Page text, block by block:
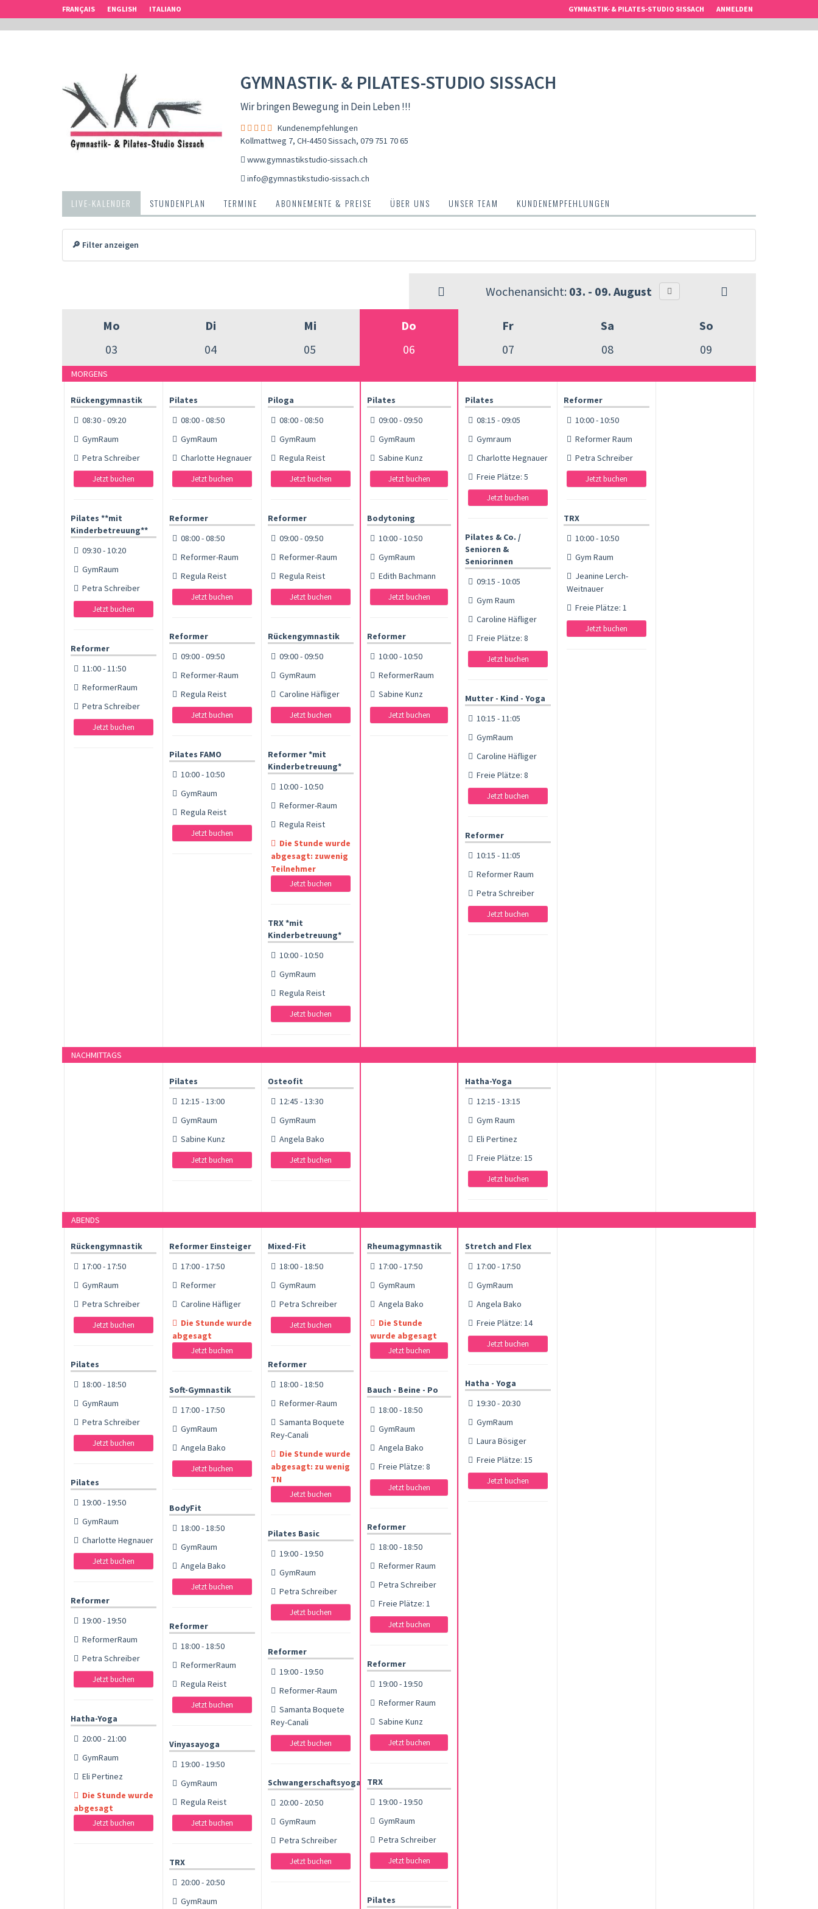
FRANÇAIS ENGLISH ITALIANO GYMNASTIK- & PILATES-STUDIO SISSACH ANMELDEN
GYMNASTIK- & PILATES-STUDIO SISSACH
Wir bringen Bewegung in Dein Leben !!!
Kundenempfehlungen
Kollmattweg 7, CH-4450 Sissach, 079 751 70 65
www.gymnastikstudio-sissach.ch
info@gymnastikstudio-sissach.ch
LIVE-KALENDER STUNDENPLAN TERMINE ABONNEMENTE & PREISE ÜBER UNS UNSER TEAM KUNDENEMPFEHLUNGEN
🔎 Filter anzeigen
Wochenansicht: 03. - 09. August
Mo
03
Di
04
Mi
05
Do
06
Fr
07
Sa
08
So
09
MORGENS
Rückengymnastik
08:30 - 09:20
GymRaum
Petra Schreiber
Jetzt buchen
Pilates **mit
Kinderbetreuung**
09:30 - 10:20
GymRaum
Petra Schreiber
Jetzt buchen
Reformer
11:00 - 11:50
ReformerRaum
Petra Schreiber
Jetzt buchen
Pilates
08:00 - 08:50
GymRaum
Charlotte Hegnauer
Jetzt buchen
Reformer
08:00 - 08:50
Reformer-Raum
Regula Reist
Jetzt buchen
Reformer
09:00 - 09:50
Reformer-Raum
Regula Reist
Jetzt buchen
Pilates FAMO
10:00 - 10:50
GymRaum
Regula Reist
Jetzt buchen
Piloga
08:00 - 08:50
GymRaum
Regula Reist
Jetzt buchen
Reformer
09:00 - 09:50
Reformer-Raum
Regula Reist
Jetzt buchen
Rückengymnastik
09:00 - 09:50
GymRaum
Caroline Häfliger
Jetzt buchen
Reformer *mit
Kinderbetreuung*
10:00 - 10:50
Reformer-Raum
Regula Reist
Die Stunde wurde
abgesagt: zuwenig
Teilnehmer
Jetzt buchen
TRX *mit
Kinderbetreuung*
10:00 - 10:50
GymRaum
Regula Reist
Jetzt buchen
Pilates
09:00 - 09:50
GymRaum
Sabine Kunz
Jetzt buchen
Bodytoning
10:00 - 10:50
GymRaum
Edith Bachmann
Jetzt buchen
Reformer
10:00 - 10:50
ReformerRaum
Sabine Kunz
Jetzt buchen
Pilates
08:15 - 09:05
Gymraum
Charlotte Hegnauer
Freie Plätze: 5
Jetzt buchen
Pilates & Co. /
Senioren &
Seniorinnen
09:15 - 10:05
Gym Raum
Caroline Häfliger
Freie Plätze: 8
Jetzt buchen
Mutter - Kind - Yoga
10:15 - 11:05
GymRaum
Caroline Häfliger
Freie Plätze: 8
Jetzt buchen
Reformer
10:15 - 11:05
Reformer Raum
Petra Schreiber
Jetzt buchen
Reformer
10:00 - 10:50
Reformer Raum
Petra Schreiber
Jetzt buchen
TRX
10:00 - 10:50
Gym Raum
Jeanine Lerch-
Weitnauer
Freie Plätze: 1
Jetzt buchen
NACHMITTAGS
Pilates
12:15 - 13:00
GymRaum
Sabine Kunz
Jetzt buchen
Osteofit
12:45 - 13:30
GymRaum
Angela Bako
Jetzt buchen
Hatha-Yoga
12:15 - 13:15
Gym Raum
Eli Pertinez
Freie Plätze: 15
Jetzt buchen
ABENDS
Rückengymnastik
17:00 - 17:50
GymRaum
Petra Schreiber
Jetzt buchen
Pilates
18:00 - 18:50
GymRaum
Petra Schreiber
Jetzt buchen
Pilates
19:00 - 19:50
GymRaum
Charlotte Hegnauer
Jetzt buchen
Reformer
19:00 - 19:50
ReformerRaum
Petra Schreiber
Jetzt buchen
Hatha-Yoga
20:00 - 21:00
GymRaum
Eli Pertinez
Die Stunde wurde
abgesagt
Jetzt buchen
Reformer Einsteiger
17:00 - 17:50
Reformer
Caroline Häfliger
Die Stunde wurde
abgesagt
Jetzt buchen
Soft-Gymnastik
17:00 - 17:50
GymRaum
Angela Bako
Jetzt buchen
BodyFit
18:00 - 18:50
GymRaum
Angela Bako
Jetzt buchen
Reformer
18:00 - 18:50
ReformerRaum
Regula Reist
Jetzt buchen
Vinyasayoga
19:00 - 19:50
GymRaum
Regula Reist
Jetzt buchen
TRX
20:00 - 20:50
GymRaum
Mixed-Fit
18:00 - 18:50
GymRaum
Petra Schreiber
Jetzt buchen
Reformer
18:00 - 18:50
Reformer-Raum
Samanta Boquete
Rey-Canali
Die Stunde wurde
abgesagt: zu wenig
TN
Jetzt buchen
Pilates Basic
19:00 - 19:50
GymRaum
Petra Schreiber
Jetzt buchen
Reformer
19:00 - 19:50
Reformer-Raum
Samanta Boquete
Rey-Canali
Jetzt buchen
Schwangerschaftsyoga
20:00 - 20:50
GymRaum
Petra Schreiber
Jetzt buchen
Rheumagymnastik
17:00 - 17:50
GymRaum
Angela Bako
Die Stunde
wurde abgesagt
Jetzt buchen
Bauch - Beine - Po
18:00 - 18:50
GymRaum
Angela Bako
Freie Plätze: 8
Jetzt buchen
Reformer
18:00 - 18:50
Reformer Raum
Petra Schreiber
Freie Plätze: 1
Jetzt buchen
Reformer
19:00 - 19:50
Reformer Raum
Sabine Kunz
Jetzt buchen
TRX
19:00 - 19:50
GymRaum
Petra Schreiber
Jetzt buchen
Pilates
Stretch and Flex
17:00 - 17:50
GymRaum
Angela Bako
Freie Plätze: 14
Jetzt buchen
Hatha - Yoga
19:30 - 20:30
GymRaum
Laura Bösiger
Freie Plätze: 15
Jetzt buchen